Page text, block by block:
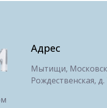
Адрес
Мытищи,
Рождественская, д.